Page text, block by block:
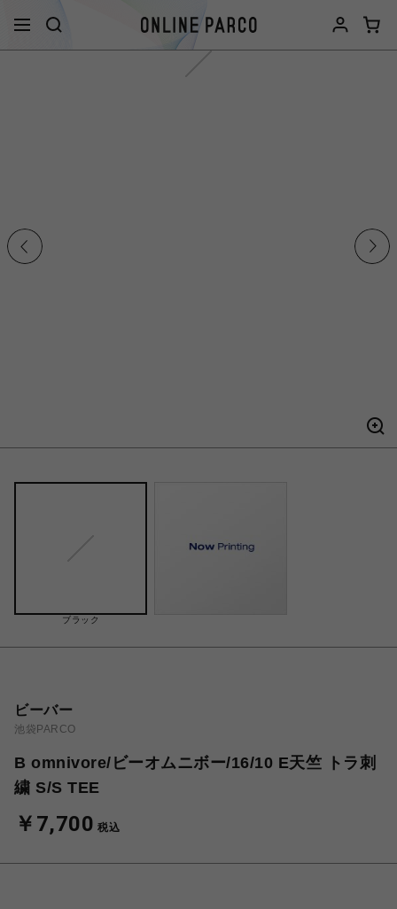
ブラック
ビーバー
池袋PARCO
B omnivore/ビーオムニボー/16/10 E天竺 トラ刺
繍 S/S TEE
￥7,700 税込